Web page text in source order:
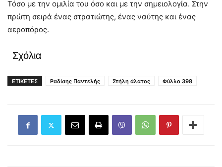
Τόσο με την ομιλία του όσο και με την σημειολογία. Στην
πρώτη σειρά ένας στρατιώτης, ένας ναύτης και ένας
αεροπόρος.
Σχόλια
ΕΤΙΚΕΤΕΣ Ραδίσης Παντελής Στήλη άλατος Φύλλο 398